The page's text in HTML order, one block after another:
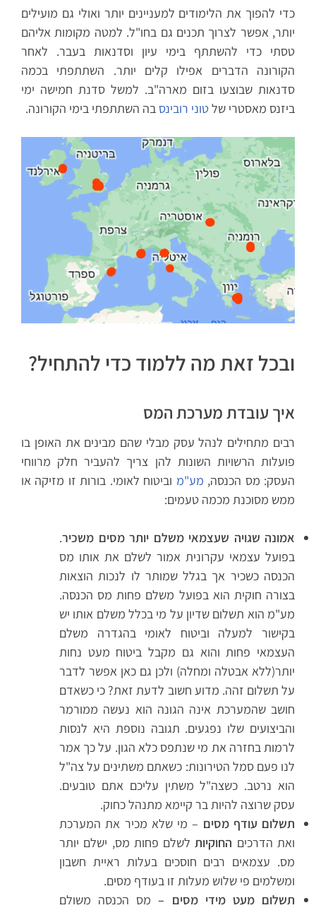
כדי להפוך את הלימודים למעניינים יותר ואולי גם מועילים
יותר, אפשר לצרוך תכנים גם בחו"ל. למטה מקומות אליהם
טסתי כדי להשתתף בימי עיון וסדנאות בעבר. לאחר
הקורונה הדברים אפילו קלים יותר. השתתפתי בכמה
סדנאות שבוצעו בזום מארה"ב. למשל סדנת חמישה ימי
ביזנס מאסטרי של טוני רובינסבה השתתפתי בימי הקורונה.
ובכל זאת מה ללמוד כדי להתחיל?
איך עובדת מערכת המס
רבים מתחילים לנהל עסק מבלי שהם מבינים את האופן בו
פועלות הרשויות השונות להן צריך להעביר חלק מרווחי
העסק: מס הכנסה,מע"מוביטוח לאומי. בורות זו מזיקה או
ממש מסוכנת מכמה טעמים:
אמונה שגויה שעצמאי משלם יותר מסים משכיר.
בפועל עצמאי עקרונית אמור לשלם את אותו מס
הכנסה כשכיר אך בגלל שמותר לו לנכות הוצאות
בצורה חוקית הוא בפועל משלם פחות מס הכנסה.
מע"מ הוא תשלום שדיון על מי בכלל משלם אותו יש
בקישור למעלה וביטוח לאומי בהגדרה משלם
העצמאי פחות והוא גם מקבל ביטוח מעט נחות
יותר(ללא אבטלה ומחלה) ולכן גם כאן אפשר לדבר
על תשלום זהה. מדוע חשוב לדעת זאת? כי כשאדם
חושב שהמערכת אינה הגונה הוא נעשה ממורמר
והביצועים שלו נפגעים. תגובה נוספת היא לנסות
לרמות בחזרה את מי שנתפס כלא הגון. על כך אמר
לנו פעם סמל הטירונות: כשאתם משתינים על צה"ל
הוא נרטב. כשצה"ל משתין עליכם אתם טובעים.
עסק שרוצה להיות בר קיימא מתנהל כחוק.
תשלום עודף מסים– מי שלא מכיר את המערכת
ואת הדרכיםהחוקיותלשלם פחות מס, ישלם יותר
מס. עצמאים רבים חוסכים בעלות ראיית חשבון
ומשלמים פי שלוש מעלות זו בעודף מסים.
תשלום מעט מידי מסים – מס הכנסה משולם